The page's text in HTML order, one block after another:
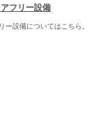
フリー設備
ー設備についてはこちら。